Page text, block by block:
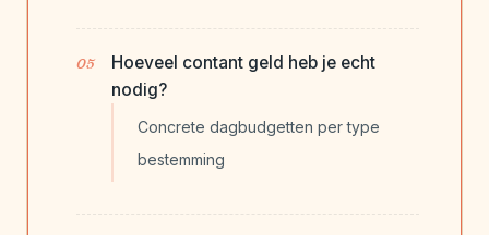
Hoeveel contant geld heb je echt
nodig?
Concrete dagbudgetten per type
bestemming